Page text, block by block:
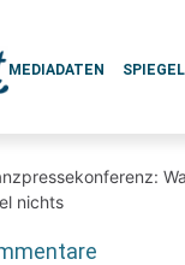
MEDIADATEN
nichts